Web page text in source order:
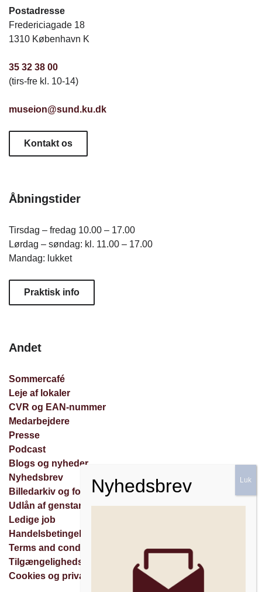
Postadresse
Fredericiagade 18
1310 København K
35 32 38 00
(tirs-fre kl. 10-14)
museion@sund.ku.dk
Kontakt os
Åbningstider
Tirsdag – fredag 10.00 – 17.00
Lørdag – søndag: kl. 11.00 – 17.00
Mandag: lukket
Praktisk info
Andet
Sommercafé
Leje af lokaler
CVR og EAN-nummer
Medarbejdere
Presse
Podcast
Blogs og nyheder
Nyhedsbrev
Billedarkiv og forespørgsler
Udlån af genstande
Ledige job
Handelsbetingelser
Terms and conditions
Tilgængelighedserklæring
Cookies og privatlivspolitik